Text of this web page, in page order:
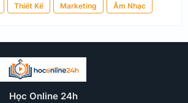
Thiết Kế Marketing Âm Nhạc
Học Online 24h